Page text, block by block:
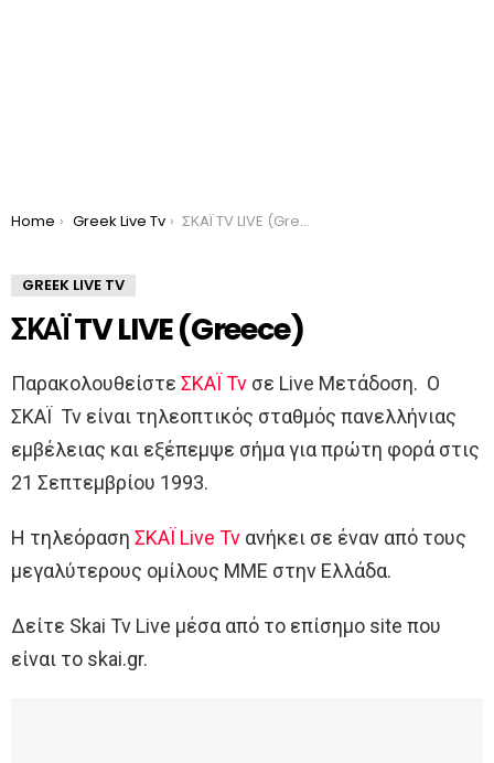
You are here:
Home Greek Live Tv ΣΚΑΪ TV LIVE (Greece)
GREEK LIVE TV
ΣΚΑΪ TV LIVE (Greece)
Παρακολουθείστε ΣΚΑΪ Tv σε Live Μετάδοση. O
ΣΚΑΪ Tv είναι τηλεοπτικός σταθμός πανελλήνιας
εμβέλειας και εξέπεμψε σήμα για πρώτη φορά στις
21 Σεπτεμβρίου 1993.
Η τηλεόραση ΣΚΑΪ Live Tv ανήκει σε έναν από τους
μεγαλύτερους ομίλους ΜΜΕ στην Ελλάδα.
Δείτε Skai Tv Live μέσα από το επίσημο site που
είναι το skai.gr.